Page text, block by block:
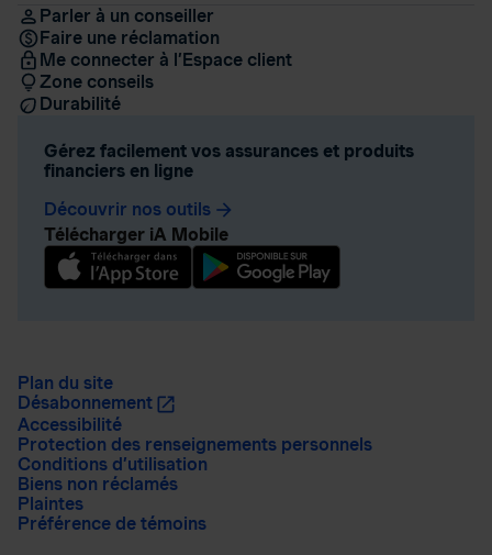
Parler à un conseiller
Faire une réclamation
Me connecter à l’Espace client
Zone conseils
Durabilité
Gérez facilement vos assurances et produits
financiers en ligne
Découvrir nos outils arrow_forward
Télécharger iA Mobile
Plan du site
Désabonnement
Accessibilité
Protection des renseignements personnels
Conditions d’utilisation
Biens non réclamés
Plaintes
Préférence de témoins